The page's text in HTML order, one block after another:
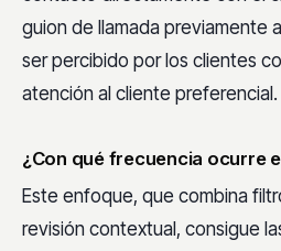
guion de llamada previamente
ser percibido por los clientes
atención al cliente preferencial.
¿Con qué frecuencia ocurre
Este enfoque, que combina
revisión contextual, consigue